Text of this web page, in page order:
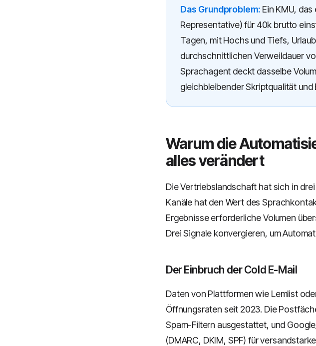
Das Grundproblem: Ein KMU,
Representative) für 40k brutto
Tagen, mit Hochs und Tiefs,
durchschnittlichen Verweildauer
Sprachagent deckt dasselbe
gleichbleibender Skriptqualität
Warum die
alles verändert
Die Vertriebslandschaft hat sich in
Kanäle hat den Wert des
Ergebnisse erforderliche Volumen
Drei Signale konvergieren, um
Der Einbruch der Cold E-Mail
Daten von Plattformen wie Lemlist
Öffnungsraten seit 2023. Die
Spam-Filtern ausgestattet, und
(DMARC, DKIM, SPF) für